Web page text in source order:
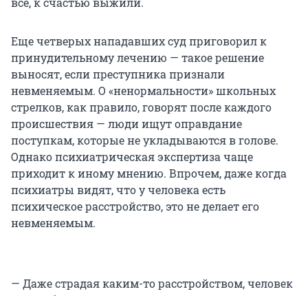
Еще четверых нападавших суд приговорил к
принудительному лечению — такое решение
выносят, если преступника признали
невменяемым. О «ненормальности» школьных
стрелков, как правило, говорят после каждого
происшествия — люди ищут оправдание
поступкам, которые не укладываются в голове.
Однако психиатрическая экспертиза чаще
приходит к иному мнению. Впрочем, даже когда
психиатры видят, что у человека есть
психическое расстройство, это не делает его
невменяемым.
— Даже страдая каким-то расстройством, человек